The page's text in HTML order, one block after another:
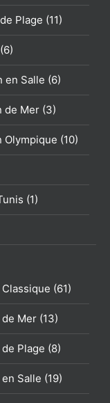
Plage (11)
en Salle (6)
de Mer (3)
Olympique (10)
(1)
(61)
Mer (13)
Plage (8)
Salle (19)